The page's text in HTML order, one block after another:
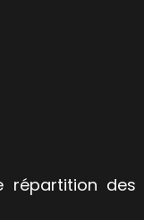
répartition des